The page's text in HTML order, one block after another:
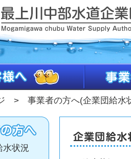
> 事業者の方へ(企業団給水
水状況